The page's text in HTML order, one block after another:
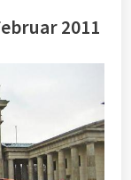
2011